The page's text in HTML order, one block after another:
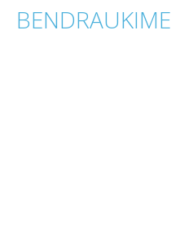
BENDRAUKIME